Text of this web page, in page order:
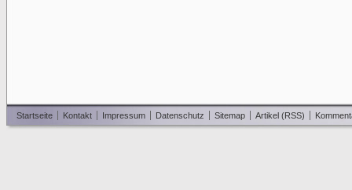
Startseite Kontakt Impressum Datenschutz Sitemap Artikel (RSS)